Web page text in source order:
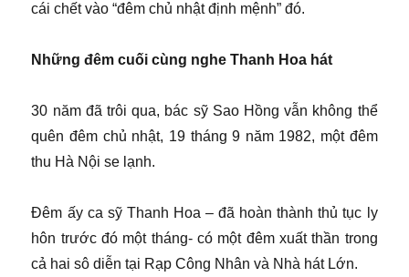
cái chết vào “đêm chủ nhật định mệnh” đó.
Những đêm cuối cùng nghe Thanh Hoa hát
30 năm đã trôi qua, bác sỹ Sao Hồng vẫn không thể
quên đêm chủ nhật, 19 tháng 9 năm 1982, một đêm
thu Hà Nội se lạnh.
Đêm ấy ca sỹ Thanh Hoa – đã hoàn thành thủ tục ly
hôn trước đó một tháng- có một đêm xuất thần trong
cả hai sô diễn tại Rạp Công Nhân và Nhà hát Lớn.